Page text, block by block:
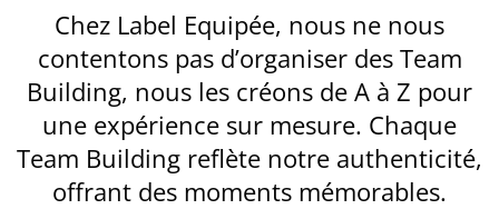
Chez Label Equipée, nous ne nous
contentons pas d’organiser des Team
Building, nous les créons de A à Z pour
une expérience sur mesure. Chaque
Team Building reflète notre authenticité,
offrant des moments mémorables.